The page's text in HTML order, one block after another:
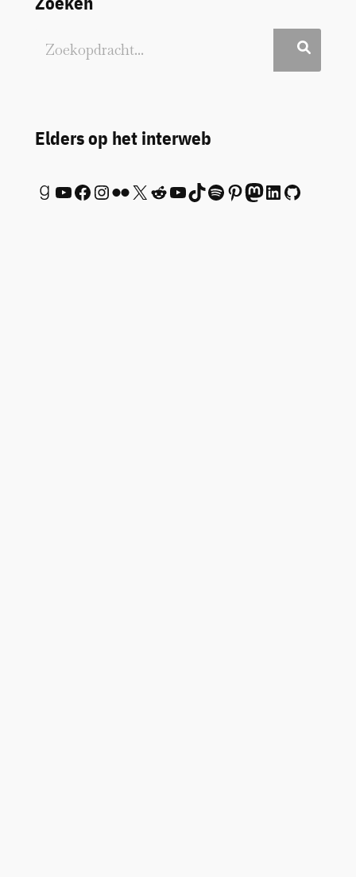
Elders op het interweb
Goodreads YouTube Facebook InstagramFlickr X Reddit YouTube TikTok Spotify Pinterest Mastodon LinkedIn GitHub